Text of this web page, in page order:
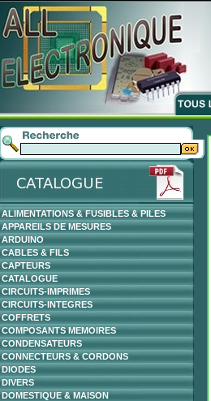
ALIMENTATIONS & FUSIBLES & PILES
APPAREILS DE MESURES
ARDUINO
CABLES & FILS
CAPTEURS
CATALOGUE
CIRCUITS-IMPRIMES
CIRCUITS-INTEGRES
COFFRETS
COMPOSANTS MEMOIRES
CONDENSATEURS
CONNECTEURS & CORDONS
DIODES
DIVERS
DOMESTIQUE & MAISON